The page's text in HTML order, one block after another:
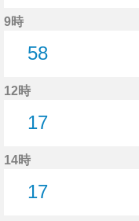
9時
58
12時
17
14時
17